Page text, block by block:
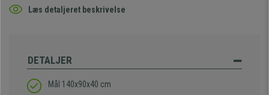
Læs detaljeret beskrivelse
DETALJER
Mål 140x90x40 cm